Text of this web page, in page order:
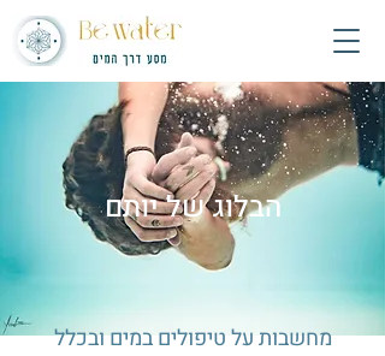
הבלוג של יותם
מחשבות על טיפולים במים ובכלל